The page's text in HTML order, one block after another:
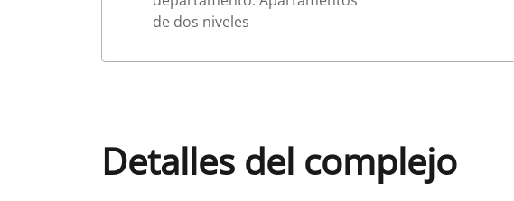
de dos niveles
Detalles del complejo